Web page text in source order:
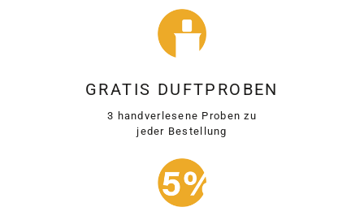
GRATIS DUFTPROBEN
3 handverlesene Proben zu
jeder Bestellung